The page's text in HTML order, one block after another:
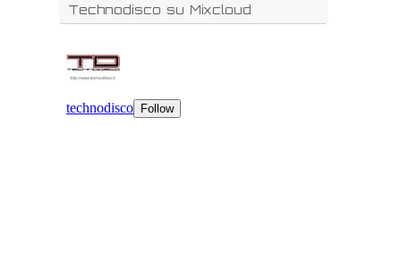
Technodisco su Mixcloud